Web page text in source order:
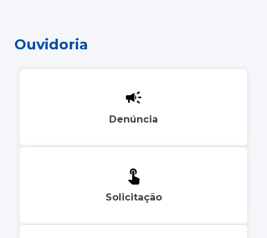
Ouvidoria
Denúncia
Solicitação